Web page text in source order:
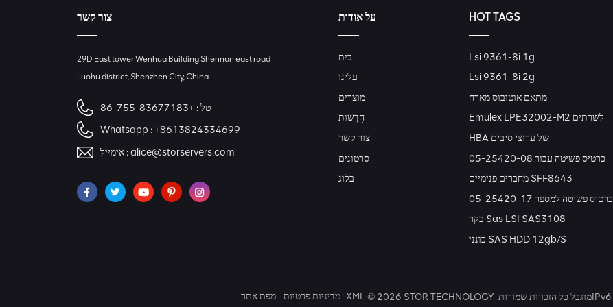
צור קשר
29D East tower Wenhua Building Shennan east road
Luohu district, Shenzhen City, China
טל : +86-755-83677183
Whatsapp :+8613824334699
אימייל :alice@storservers.com
על אודות
בית
עלינו
מוצרים
חֲדָשׁוֹת
צור קשר
סרטונים
בלוג
HOT TAGS
Lsi 9361-8i 1g
Lsi 9361-8i 2g
מתאם אוטובוס מארח
Emulex LPE32002-M2 לשרתים
HBA של ערוצי סיבים
כרטיס פשיטה עבור 05-25420-08
מחברים פנימיים SFF8643
כרטיס פשיטה למספר 05-25420-17
בקר Sas LSI SAS3108
כונני SAS HDD 12gb/s
מפת אתר מדיניות פרטיות XML © 2026 STOR TECHNOLOGY מוגבל כל הזכויות שמורות